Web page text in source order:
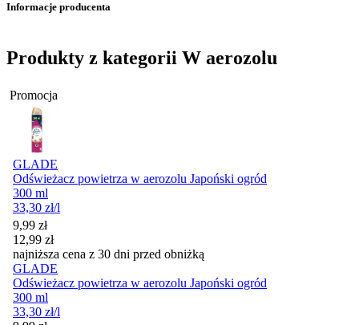
Informacje producenta
Produkty z kategorii W aerozolu
Promocja
GLADE
Odświeżacz powietrza w aerozolu Japoński ogród
300 ml
33,30 zł/l
Cena promocyjna
9,99 zł
12,99 zł
najniższa cena z 30 dni przed obniżką
GLADE
Odświeżacz powietrza w aerozolu Japoński ogród
300 ml
33,30 zł/l